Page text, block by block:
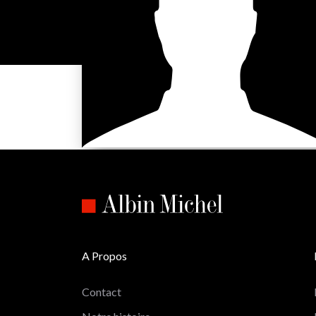
A Propos
Contact